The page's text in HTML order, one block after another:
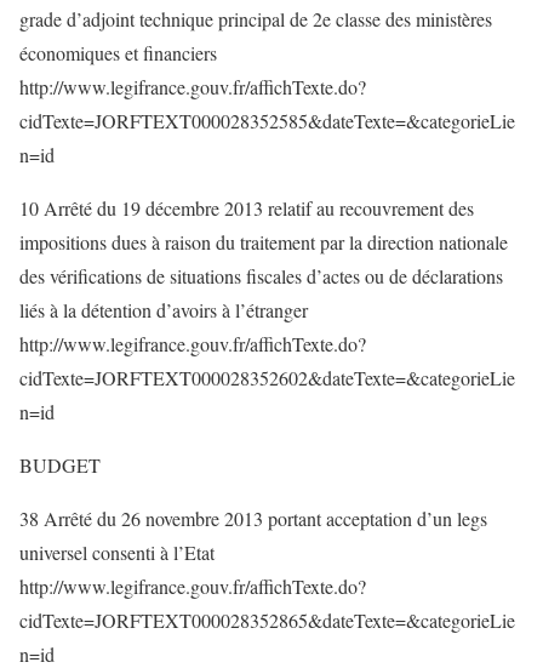
grade d’adjoint technique principal de 2e classe des ministères
économiques et financiers
http://www.legifrance.gouv.fr/affichTexte.do?
cidTexte=JORFTEXT000028352585&dateTexte=&categorieLie
n=id
10 Arrêté du 19 décembre 2013 relatif au recouvrement des
impositions dues à raison du traitement par la direction nationale
des vérifications de situations fiscales d’actes ou de déclarations
liés à la détention d’avoirs à l’étranger
http://www.legifrance.gouv.fr/affichTexte.do?
cidTexte=JORFTEXT000028352602&dateTexte=&categorieLie
n=id
BUDGET
38 Arrêté du 26 novembre 2013 portant acceptation d’un legs
universel consenti à l’Etat
http://www.legifrance.gouv.fr/affichTexte.do?
cidTexte=JORFTEXT000028352865&dateTexte=&categorieLie
n=id